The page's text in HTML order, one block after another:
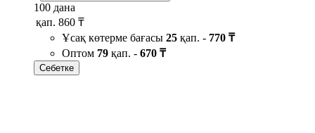
100 дана
қап. 860 ₸
Ұсақ көтерме бағасы 25 қап. - 770 ₸
Оптом 79 қап. - 670 ₸
Себетке